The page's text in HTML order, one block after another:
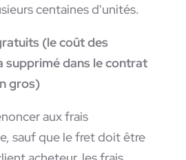
centaines d'unités.
(le coût des
supprimé dans le contrat
gros)
aux frais
sauf que le fret doit être